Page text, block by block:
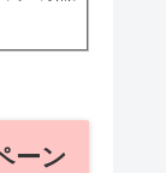
ーン